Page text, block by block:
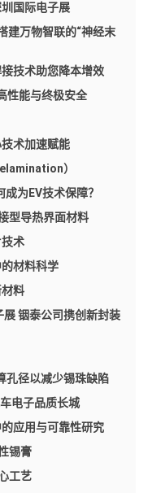
国际电子展
建万物智联的“神经末
技术助您降本增效
性能与终极安全
术加速赋能
）
为EV技术保障？
型导热界面材料
术
材料科学
料
铟泰公司携创新封装
径以减少锡珠缺陷
电子品质长城
应用与可靠性研究
锡膏
工艺